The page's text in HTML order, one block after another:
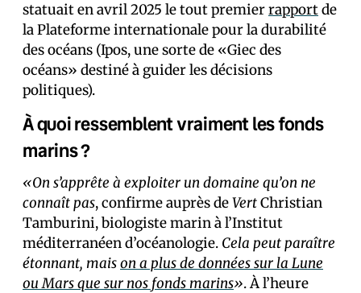
statuait en avril 2025 le tout premierrapportde
la Plateforme internationale pour la durabilité
des océans (Ipos, une sorte de «Giec des
océans» destiné à guider les décisions
politiques).
À quoi ressemblent vraiment les fonds
marins ?
«On s’apprête à exploiter un domaine qu’on ne
connaît pas, confirme auprès deVertChristian
Tamburini, biologiste marin à l’Institut
méditerranéen d’océanologie. Cela peut paraître
étonnant, maison a plus de données sur la Lune
ou Mars que sur nos fonds marins». À l’heure